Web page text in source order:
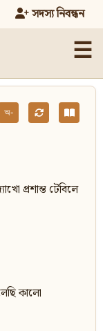
সদস্য নিবন্ধন
☰
অ-
প্রশান্ত টেবিলে
কালো